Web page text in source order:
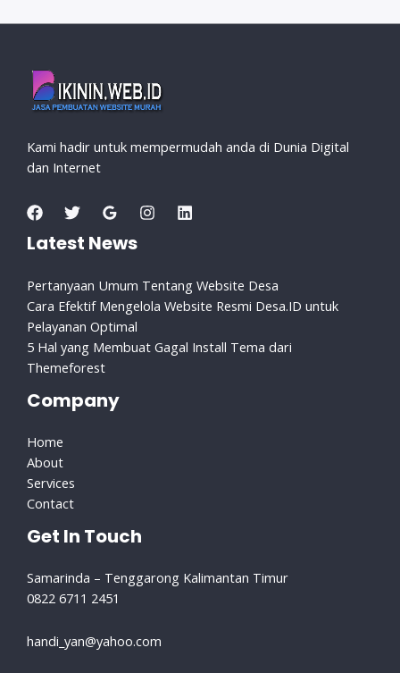
Kami hadir untuk mempermudah anda di Dunia Digital
dan Internet
Latest News
Pertanyaan Umum Tentang Website Desa
Cara Efektif Mengelola Website Resmi Desa.ID untuk
Pelayanan Optimal
5 Hal yang Membuat Gagal Install Tema dari
Themeforest
Company
Home
About
Services
Contact
Get In Touch
Samarinda – Tenggarong Kalimantan Timur
0822 6711 2451
handi_yan@yahoo.com